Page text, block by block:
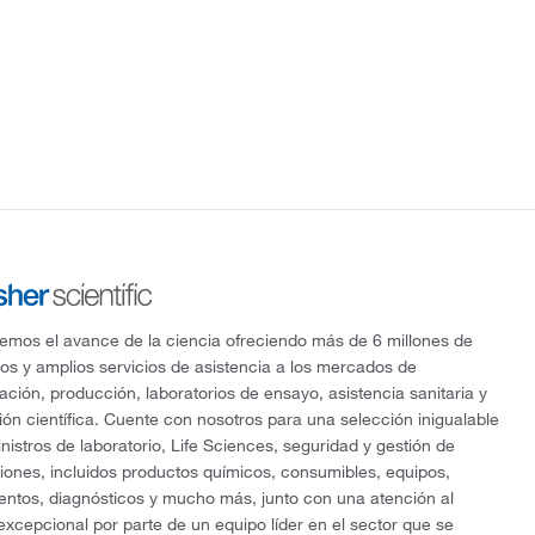
el avance de la ciencia ofreciendo más de 6 millones de
y amplios servicios de asistencia a los mercados de
producción, laboratorios de ensayo, asistencia sanitaria y
científica. Cuente con nosotros para una selección inigualable
de laboratorio, Life Sciences, seguridad y gestión de
incluidos productos químicos, consumibles, equipos,
diagnósticos y mucho más, junto con una atención al
por parte de un equipo líder en el sector que se